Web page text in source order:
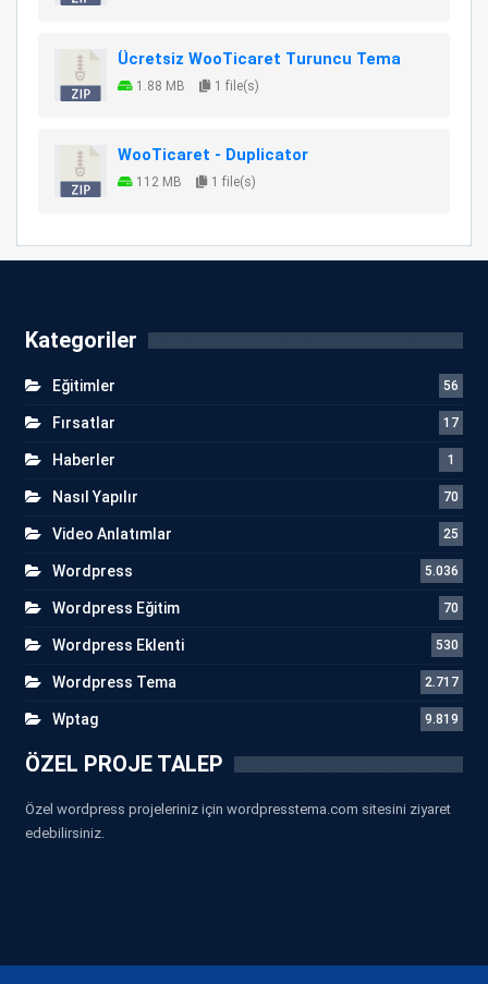
Ücretsiz WooTicaret Turuncu Tema
1.88 MB 1 file(s)
WooTicaret - Duplicator
112 MB 1 file(s)
Kategoriler
Eğitimler 56
Fırsatlar 17
Haberler 1
Nasıl Yapılır 70
Video Anlatımlar 25
Wordpress 5.036
Wordpress Eğitim 70
Wordpress Eklenti 530
Wordpress Tema 2.717
Wptag 9.819
ÖZEL PROJE TALEP
Özel wordpress projeleriniz için wordpresstema.com sitesini ziyaret
edebilirsiniz.